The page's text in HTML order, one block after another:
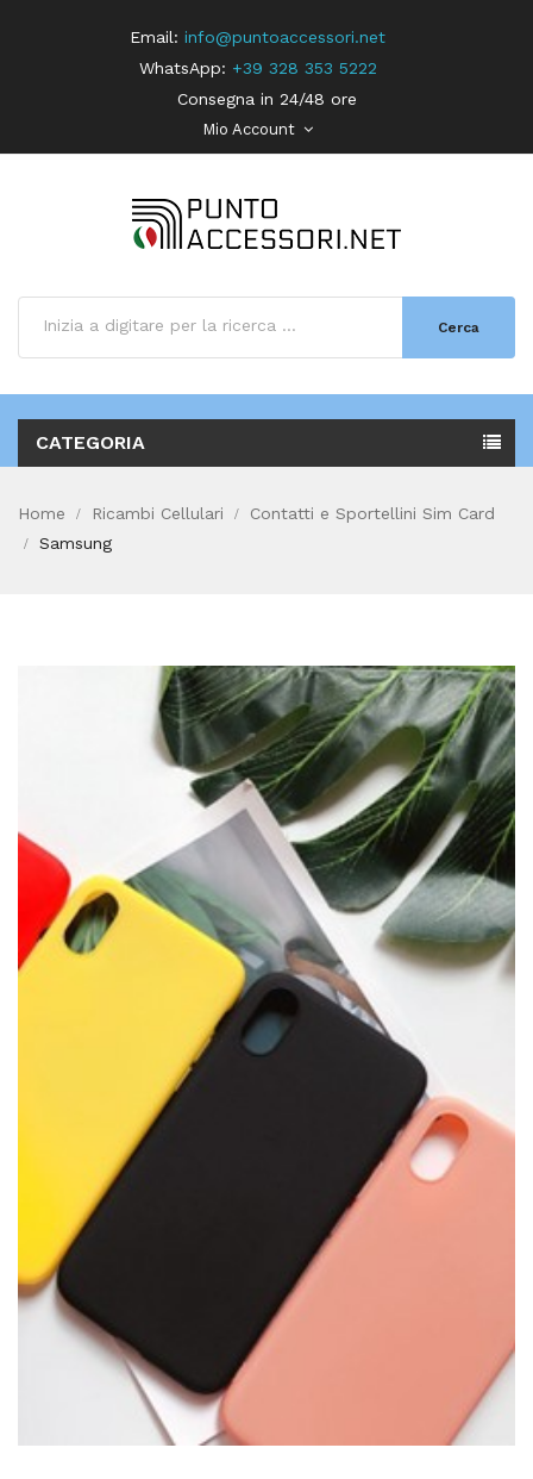
Email: info@puntoaccessori.net
WhatsApp: +39 328 353 5222
Consegna in 24/48 ore
Mio Account
Cerca
CATEGORIA
Home Ricambi Cellulari
Contatti e Sportellini Sim Card
Samsung